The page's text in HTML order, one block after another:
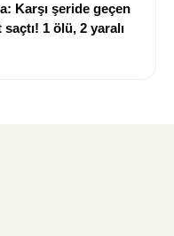
Karşı şeride geçen
1 ölü, 2 yaralı